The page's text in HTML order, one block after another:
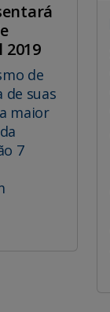
2019
de
de suas
maior
7